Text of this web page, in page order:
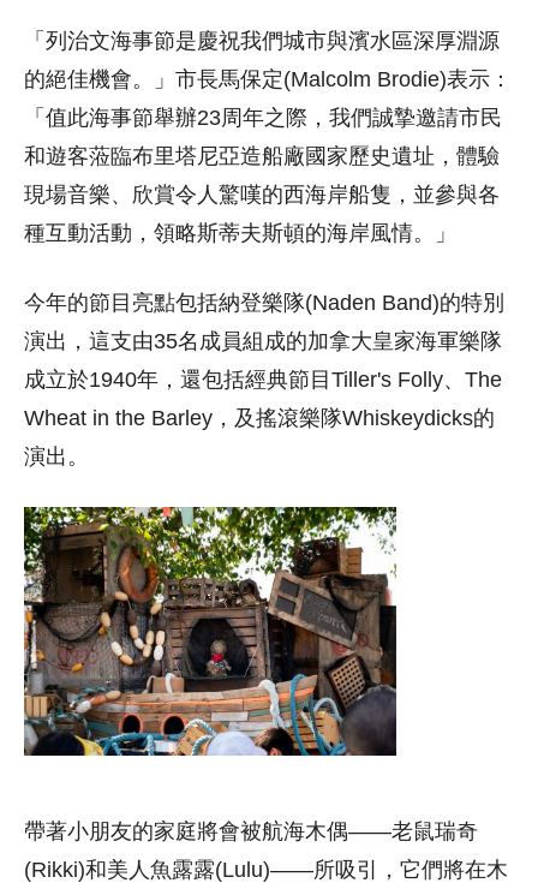
「列治文海事節是慶祝我們城市與濱水區深厚淵源
的絕佳機會。」市長馬保定(Malcolm Brodie)表示：
「值此海事節舉辦23周年之際，我們誠摯邀請市民
和遊客蒞臨布里塔尼亞造船廠國家歷史遺址，體驗
現場音樂、欣賞令人驚嘆的西海岸船隻，並參與各
種互動活動，領略斯蒂夫斯頓的海岸風情。」
今年的節目亮點包括納登樂隊(Naden Band)的特別
演出，這支由35名成員組成的加拿大皇家海軍樂隊
成立於1940年，還包括經典節目Tiller's Folly、The
Wheat in the Barley，及搖滾樂隊Whiskeydicks的
演出。
帶著小朋友的家庭將會被航海木偶——老鼠瑞奇
(Rikki)和美人魚露露(Lulu)——所吸引，它們將在木